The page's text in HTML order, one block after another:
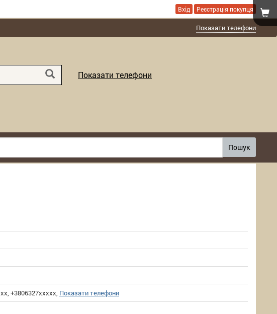
Вхід Реєстрація покупця
Показати телефони
Показати телефони
Пошук
+3806327xxxxx, Показати телефони